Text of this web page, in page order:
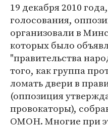
19 декабря 2010
голосования,
организовали в
которых было
"правительства
того, как группа
ломать двери в
(оппозиция
провокаторы),
ОМОН. Многие при